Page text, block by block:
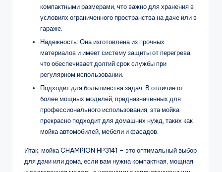
компактными размерами, что важно для хранения в
условиях ограниченного пространства на даче или в
гараже.
Надежность: Она изготовлена из прочных
материалов и имеет систему защиты от перегрева,
что обеспечивает долгий срок службы при
регулярном использовании.
Подходит для большинства задач: В отличие от
более мощных моделей, предназначенных для
профессионального использования, эта мойка
прекрасно подходит для домашних нужд, таких как
мойка автомобилей, мебели и фасадов.
Итак, мойка CHAMPION HP3141 – это оптимальный выбор
для дачи или дома, если вам нужна компактная, мощная